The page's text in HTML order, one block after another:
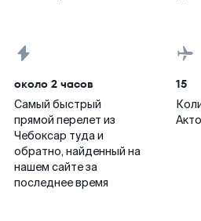
около 2 часов
Самый быстрый
прямой перелет из
Чебоксар туда и
обратно, найденный на
нашем сайте за
последнее время
15